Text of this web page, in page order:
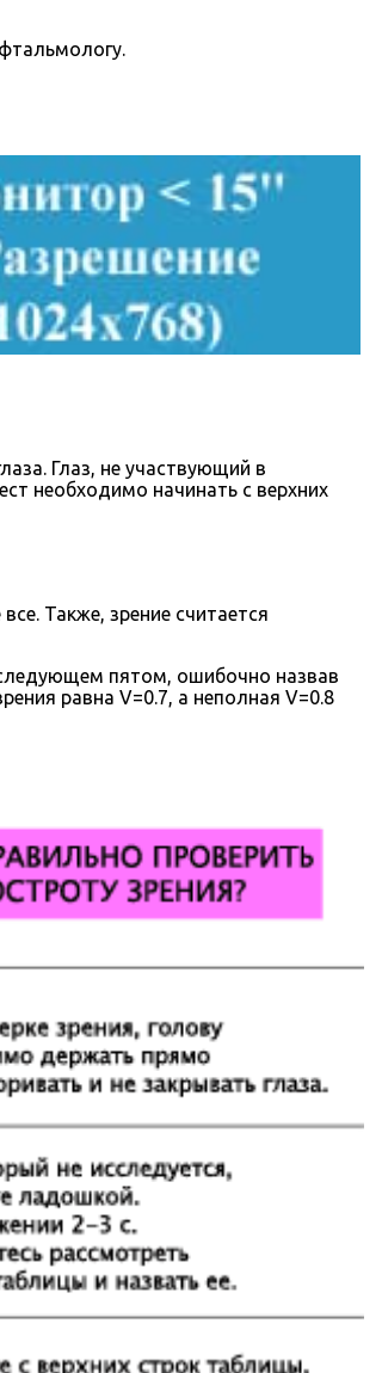
Глаз, не участвующий в
необходимо начинать с верхних
Также, зрение считается
пятом, ошибочно назвав
равна V=0.7, а неполная V=0.8